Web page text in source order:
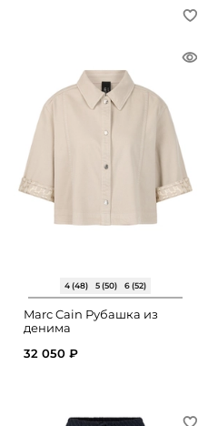
4 (48) 5 (50) 6 (52)
Marc Cain Рубашка из
денима
32 050 ₽